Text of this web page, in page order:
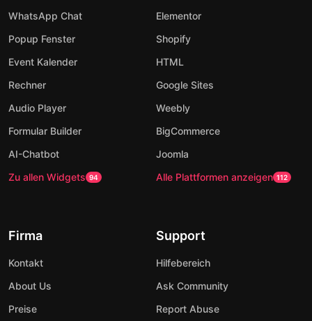
WhatsApp Chat
Popup Fenster
Event Kalender
Rechner
Audio Player
Formular Builder
AI-Chatbot
Zu allen Widgets 94
Elementor
Shopify
HTML
Google Sites
Weebly
BigCommerce
Joomla
Alle Plattformen anzeigen 112
Firma
Kontakt
About Us
Preise
Support
Hilfebereich
Ask Community
Report Abuse